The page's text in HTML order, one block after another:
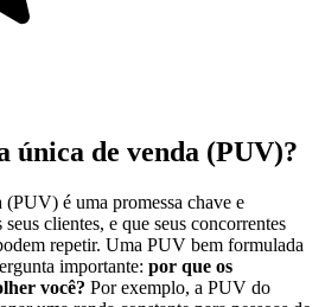
única de venda (PUV)?
é uma promessa chave e
clientes, e que seus concorrentes
repetir. Uma PUV bem formulada
importante: por que os
você? Por exemplo, a PUV do